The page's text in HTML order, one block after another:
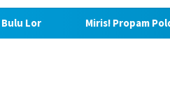
Propam Polda Sumut dan Wasidik